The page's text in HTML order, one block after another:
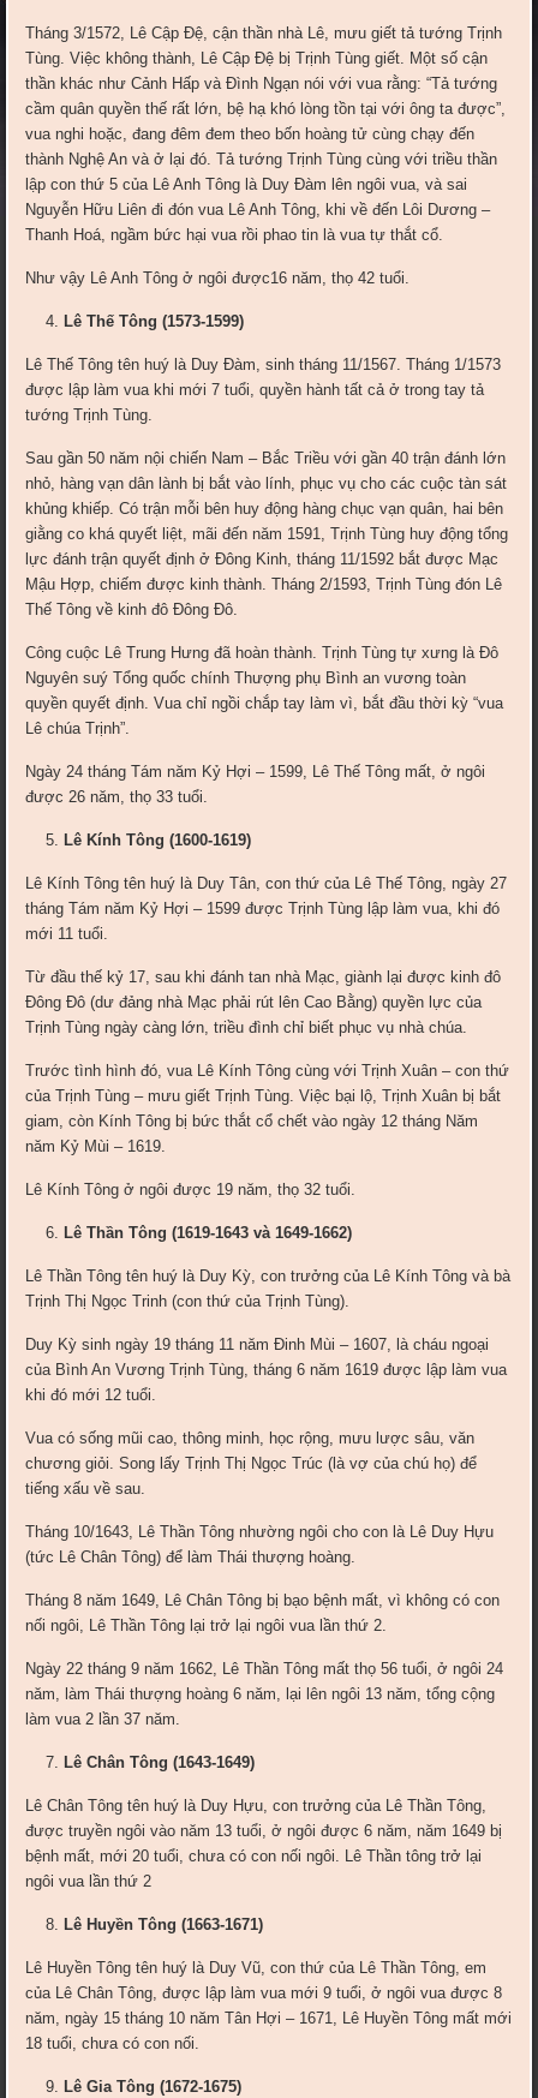
Tháng 3/1572, Lê Cập Đệ, cận thần nhà Lê, mưu giết tả tướng Trịnh
Tùng. Việc không thành, Lê Cập Đệ bị Trịnh Tùng giết. Một số cận
thần khác như Cảnh Hấp và Đình Ngạn nói với vua rằng: “Tả tướng
cầm quân quyền thế rất lớn, bệ hạ khó lòng tồn tại với ông ta được”,
vua nghi hoặc, đang đêm đem theo bốn hoàng tử cùng chạy đến
thành Nghệ An và ở lại đó. Tả tướng Trịnh Tùng cùng với triều thần
lập con thứ 5 của Lê Anh Tông là Duy Đàm lên ngôi vua, và sai
Nguyễn Hữu Liên đi đón vua Lê Anh Tông, khi về đến Lôi Dương –
Thanh Hoá, ngầm bức hại vua rồi phao tin là vua tự thắt cổ.
Như vậy Lê Anh Tông ở ngôi được16 năm, thọ 42 tuổi.
Lê Thế Tông (1573-1599)
Lê Thế Tông tên huý là Duy Đàm, sinh tháng 11/1567. Tháng 1/1573
được lập làm vua khi mới 7 tuổi, quyền hành tất cả ở trong tay tả
tướng Trịnh Tùng.
Sau gần 50 năm nội chiến Nam – Bắc Triều với gần 40 trận đánh lớn
nhỏ, hàng vạn dân lành bị bắt vào lính, phục vụ cho các cuộc tàn sát
khủng khiếp. Có trận mỗi bên huy động hàng chục vạn quân, hai bên
giằng co khá quyết liệt, mãi đến năm 1591, Trịnh Tùng huy động tổng
lực đánh trận quyết định ở Đông Kinh, tháng 11/1592 bắt được Mạc
Mậu Hợp, chiếm được kinh thành. Tháng 2/1593, Trịnh Tùng đón Lê
Thế Tông về kinh đô Đông Đô.
Công cuộc Lê Trung Hưng đã hoàn thành. Trịnh Tùng tự xưng là Đô
Nguyên suý Tổng quốc chính Thượng phụ Bình an vương toàn
quyền quyết định. Vua chỉ ngồi chắp tay làm vì, bắt đầu thời kỳ “vua
Lê chúa Trịnh”.
Ngày 24 tháng Tám năm Kỷ Hợi – 1599, Lê Thế Tông mất, ở ngôi
được 26 năm, thọ 33 tuổi.
Lê Kính Tông (1600-1619)
Lê Kính Tông tên huý là Duy Tân, con thứ của Lê Thế Tông, ngày 27
tháng Tám năm Kỷ Hợi – 1599 được Trịnh Tùng lập làm vua, khi đó
mới 11 tuổi.
Từ đầu thế kỷ 17, sau khi đánh tan nhà Mạc, giành lại được kinh đô
Đông Đô (dư đảng nhà Mạc phải rút lên Cao Bằng) quyền lực của
Trịnh Tùng ngày càng lớn, triều đình chỉ biết phục vụ nhà chúa.
Trước tình hình đó, vua Lê Kính Tông cùng với Trịnh Xuân – con thứ
của Trịnh Tùng – mưu giết Trịnh Tùng. Việc bại lộ, Trịnh Xuân bị bắt
giam, còn Kính Tông bị bức thắt cổ chết vào ngày 12 tháng Năm
năm Kỷ Mùi – 1619.
Lê Kính Tông ở ngôi được 19 năm, thọ 32 tuổi.
Lê Thần Tông (1619-1643 và 1649-1662)
Lê Thần Tông tên huý là Duy Kỳ, con trưởng của Lê Kính Tông và bà
Trịnh Thị Ngọc Trinh (con thứ của Trịnh Tùng).
Duy Kỳ sinh ngày 19 tháng 11 năm Đinh Mùi – 1607, là cháu ngoại
của Bình An Vương Trịnh Tùng, tháng 6 năm 1619 được lập làm vua
khi đó mới 12 tuổi.
Vua có sống mũi cao, thông minh, học rộng, mưu lược sâu, văn
chương giỏi. Song lấy Trịnh Thị Ngọc Trúc (là vợ của chú họ) để
tiếng xấu về sau.
Tháng 10/1643, Lê Thần Tông nhường ngôi cho con là Lê Duy Hựu
(tức Lê Chân Tông) để làm Thái thượng hoàng.
Tháng 8 năm 1649, Lê Chân Tông bị bạo bệnh mất, vì không có con
nối ngôi, Lê Thần Tông lại trở lại ngôi vua lần thứ 2.
Ngày 22 tháng 9 năm 1662, Lê Thần Tông mất thọ 56 tuổi, ở ngôi 24
năm, làm Thái thượng hoàng 6 năm, lại lên ngôi 13 năm, tổng cộng
làm vua 2 lần 37 năm.
Lê Chân Tông (1643-1649)
Lê Chân Tông tên huý là Duy Hựu, con trưởng của Lê Thần Tông,
được truyền ngôi vào năm 13 tuổi, ở ngôi được 6 năm, năm 1649 bị
bệnh mất, mới 20 tuổi, chưa có con nối ngôi. Lê Thần tông trở lại
ngôi vua lần thứ 2
Lê Huyền Tông (1663-1671)
Lê Huyền Tông tên huý là Duy Vũ, con thứ của Lê Thần Tông, em
của Lê Chân Tông, được lập làm vua mới 9 tuổi, ở ngôi vua được 8
năm, ngày 15 tháng 10 năm Tân Hợi – 1671, Lê Huyền Tông mất mới
18 tuổi, chưa có con nối.
Lê Gia Tông (1672-1675)